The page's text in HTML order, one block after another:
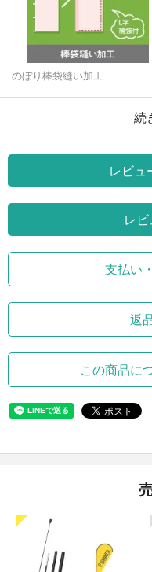
のぼり棒袋縫い加工
続
レビュ
レ
支払い
返
この商品に